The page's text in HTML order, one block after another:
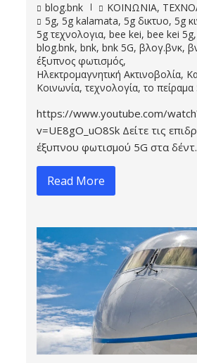
blog.bnk ΚΟΙΝΩΝΙΑ,
5g, 5g kalamata, 5g δικτυο, 5g
5g τεχνολογια, bee kei, bee kei 5g,
blog.bnk, bnk, bnk 5G, βλογ.βνκ,
έξυπνος φωτισμός,
Ηλεκτρομαγνητική Ακτινοβολία,
Κοινωνία, τεχνολογία, το πείραμα
https://www.youtube.com/
v=UE8gO_uO8Sk Δείτε τις
έξυπνου φωτισμού 5G στα
Read More